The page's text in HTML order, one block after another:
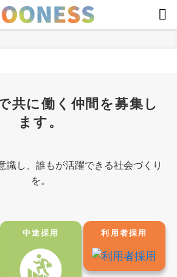
共に働く仲間を募集し
ます。
識し、誰もが活躍できる社会づくり
を。
中途採用 利用者採用